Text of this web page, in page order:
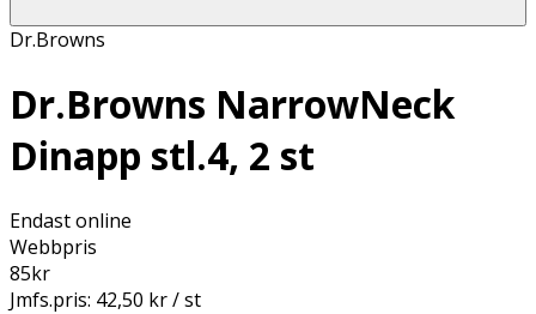
Dr.Browns
Dr.Browns NarrowNeck
Dinapp stl.4, 2 st
Endast online
Webbpris
85kr
Jmfs.pris: 42,50 kr / st